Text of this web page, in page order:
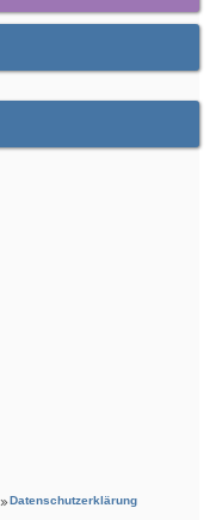
Datenschutzerklärung